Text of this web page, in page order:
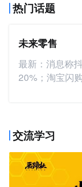
热门话题
未来零售
最新：消息称
20%；淘宝闪
交流学习